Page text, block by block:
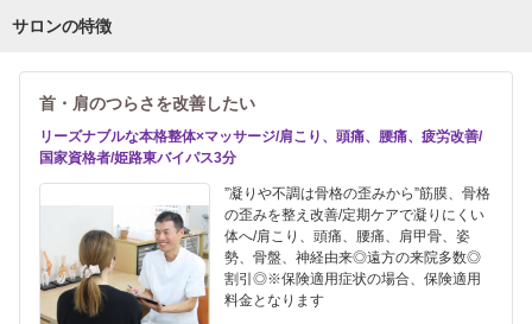
サロンの特徴
首・肩のつらさを改善したい
リーズナブルな本格整体×マッサージ/肩こり、頭痛、腰痛、疲労改善/
国家資格者/姫路東バイパス3分
”凝りや不調は骨格の歪みから”筋膜、骨格
の歪みを整え改善/定期ケアで凝りにくい
体へ/肩こり、頭痛、腰痛、肩甲骨、姿
勢、骨盤、神経由来◎遠方の来院多数◎
割引◎※保険適用症状の場合、保険適用
料金となります